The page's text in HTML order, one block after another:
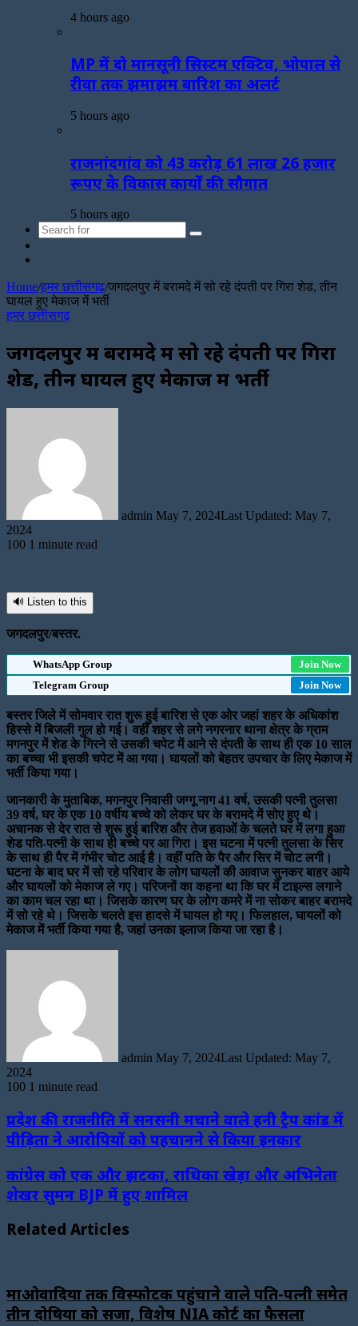
4 hours ago
MP में दो मानसूनी सिस्टम एक्टिव, भोपाल से
रीवा तक झमाझम बारिश का अलर्ट
5 hours ago
राजनांदगांव को 43 करोड़ 61 लाख 26 हजार
रूपए के विकास कार्यों की सौगात
5 hours ago
Search
Home/हमर छत्तीसगढ़/जगदलपुर में बरामदे में सो रहे दंपती पर गिरा शेड, तीन
घायल हुए मेकाज में भर्ती
हमर छत्तीसगढ़
जगदलपुर में बरामदे में सो रहे दंपती पर गिरा
शेड, तीन घायल हुए मेकाज में भर्ती
admin May 7, 2024Last Updated: May 7,
2024
100 1 minute read
🔊 Listen to this
जगदलपुर/बस्तर.
WhatsApp Group
Join Now
Telegram Group
Join Now
बस्तर जिले में सोमवार रात शुरू हुई बारिश से एक ओर जहां शहर के अधिकांश
हिस्से में बिजली गुल हो गई। वहीं शहर से लगे नगरनार थाना क्षेत्र के ग्राम
मगनपुर में शेड के गिरने से उसकी चपेट में आने से दंपती के साथ ही एक 10 साल
का बच्चा भी इसकी चपेट में आ गया। घायलों को बेहतर उपचार के लिए मेकाज में
भर्ती किया गया।
जानकारी के मुताबिक, मगनपुर निवासी जग्गू नाग 41 वर्ष, उसकी पत्नी तुलसा
39 वर्ष, घर के एक 10 वर्षीय बच्चे को लेकर घर के बरामदे में सोए हुए थे।
अचानक से देर रात से शुरू हुई बारिश और तेज हवाओं के चलते घर में लगा हुआ
शेड पति-पत्नी के साथ ही बच्चे पर आ गिरा। इस घटना में पत्नी तुलसा के सिर
के साथ ही पैर में गंभीर चोट आई है। वहीं पति के पैर और सिर में चोट लगी।
घटना के बाद घर में सो रहे परिवार के लोग घायलों की आवाज सुनकर बाहर आये
और घायलों को मेकाज ले गए। परिजनों का कहना था कि घर में टाइल्स लगाने
का काम चल रहा था। जिसके कारण घर के लोग कमरे में ना सोकर बाहर बरामदे
में सो रहे थे। जिसके चलते इस हादसे में घायल हो गए। फिलहाल, घायलों को
मेकाज में भर्ती किया गया है, जहां उनका इलाज किया जा रहा है।
admin May 7, 2024Last Updated: May 7,
2024
100 1 minute read
प्रदेश की राजनीति में सनसनी मचाने वाले हनी ट्रैप कांड में
पीड़िता ने आरोपियों को पहचानने से किया इनकार
कांग्रेस को एक और झटका, राधिका खेड़ा और अभिनेता
शेखर सुमन BJP में हुए शामिल
Related Articles
माओवादियों तक विस्फोटक पहुंचाने वाले पति-पत्नी समेत
तीन दोषियों को सजा, विशेष NIA कोर्ट का फैसला